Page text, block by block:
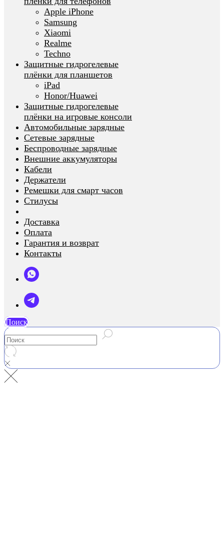
Apple iPhone
Samsung
Xiaomi
Realme
Techno
Защитные гидрогелевые
плёнки для планшетов
iPad
Honor/Huawei
Защитные гидрогелевые
плёнки на игровые консоли
Автомобильные зарядные
Сетевые зарядные
Беспроводные зарядные
Внешние аккумуляторы
Кабели
Держатели
Ремешки для смарт часов
Стилусы
Доставка
Оплата
Гарантия и возврат
Контакты
Поиск